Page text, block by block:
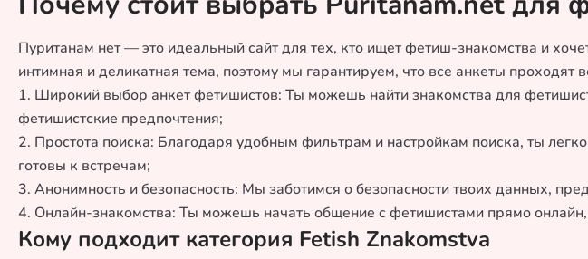
Пуританам нет — это идеальный сайт для тех, кто ищет фетиш-знакомства и
интимная и деликатная тема, поэтому мы гарантируем, что все анкеты
1. Широкий выбор анкет фетишистов: Ты можешь найти знакомства для
фетишистские предпочтения;
2. Простота поиска: Благодаря удобным фильтрам и настройкам поиска, ты
готовы к встречам;
3. Анонимность и безопасность: Мы заботимся о безопасности твоих данных,
4. Онлайн-знакомства: Ты можешь начать общение с фетишистами прямо онлайн,
Кому подходит категория Fetish Znakomstva